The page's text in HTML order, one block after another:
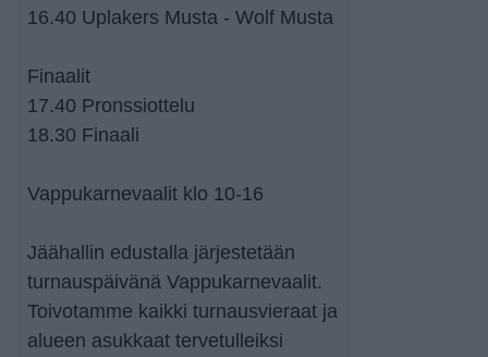
16.40 Uplakers Musta - Wolf Musta
Finaalit
17.40 Pronssiottelu
18.30 Finaali
Vappukarnevaalit klo 10-16
Jäähallin edustalla järjestetään
turnauspäivänä Vappukarnevaalit.
Toivotamme kaikki turnausvieraat ja
alueen asukkaat tervetulleiksi